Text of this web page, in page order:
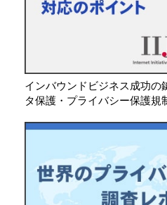
インバウンドビジネス成功の
タ保護・プライバシー保護規